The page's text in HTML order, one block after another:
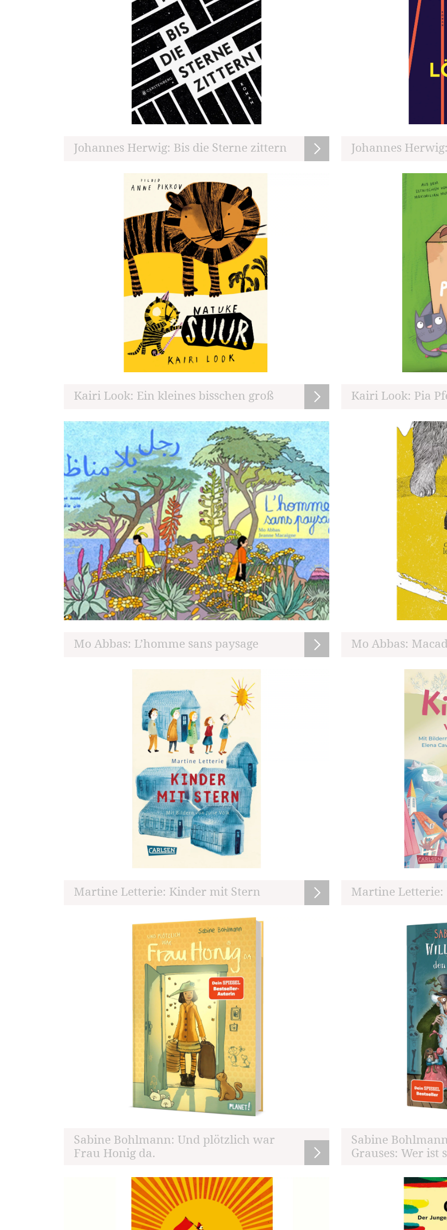
Johannes Herwig: Bis die Sterne zittern Johannes
Kairi Look: Ein kleines bisschen groß Kairi Look: Pia
Mo Abbas: L’homme sans paysage Mo Abbas:
Martine Letterie: Kinder mit Stern Martine
Sabine Bohlmann: Und plötzlich war
Frau Honig da.
Sabine
Grauses: Wer ist